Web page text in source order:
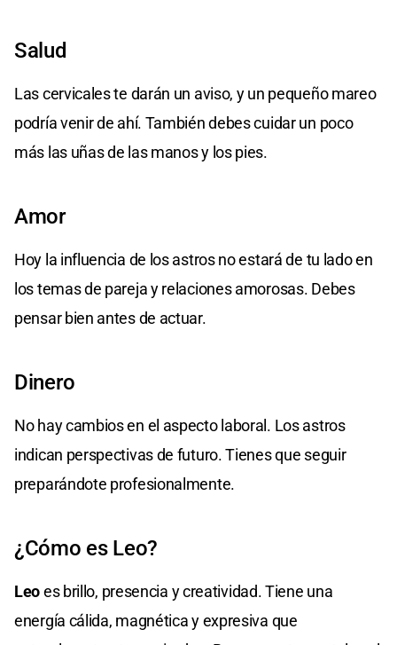
Salud
Las cervicales te darán un aviso, y un pequeño mareo
podría venir de ahí. También debes cuidar un poco
más las uñas de las manos y los pies.
Amor
Hoy la influencia de los astros no estará de tu lado en
los temas de pareja y relaciones amorosas. Debes
pensar bien antes de actuar.
Dinero
No hay cambios en el aspecto laboral. Los astros
indican perspectivas de futuro. Tienes que seguir
preparándote profesionalmente.
¿Cómo es Leo?
Leoes brillo, presencia y creatividad. Tiene una
energía cálida, magnética y expresiva que